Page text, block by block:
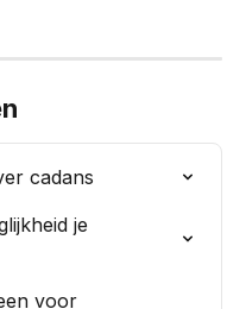
cadans
je
voor